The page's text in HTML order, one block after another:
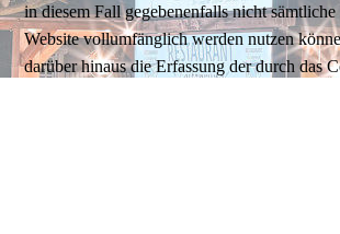
in diesem Fall gegebenenfalls nicht
Website vollumfänglich werden nutzen
darüber hinaus die Erfassung der durch das